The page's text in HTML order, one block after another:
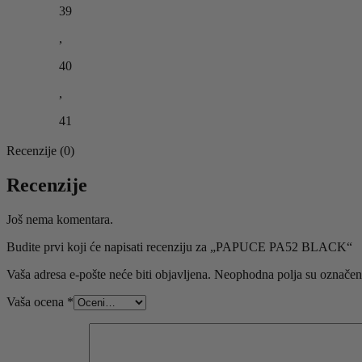
39
,
40
,
41
Recenzije (0)
Recenzije
Još nema komentara.
Budite prvi koji će napisati recenziju za „PAPUCE PA52 BLACK“
Vaša adresa e-pošte neće biti objavljena. Neophodna polja su
Vaša ocena *